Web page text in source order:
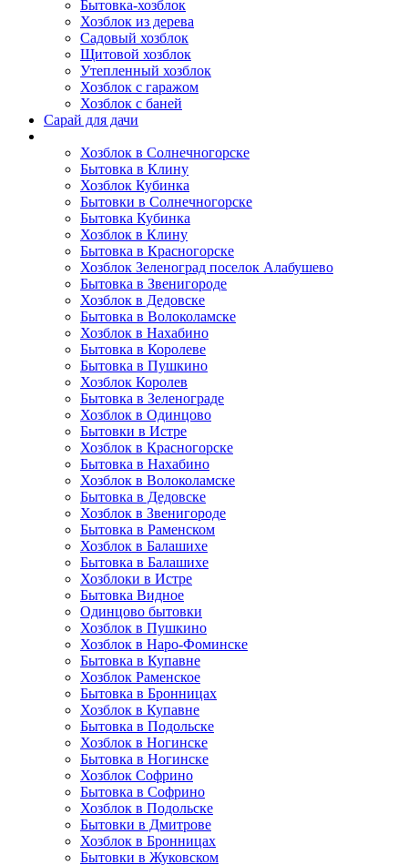
Бытовка-хозблок
Хозблок из дерева
Садовый хозблок
Щитовой хозблок
Утепленный хозблок
Хозблок с гаражом
Хозблок с баней
Сарай для дачи
Хозблок в Солнечногорске
Бытовка в Клину
Хозблок Кубинка
Бытовки в Солнечногорске
Бытовка Кубинка
Хозблок в Клину
Бытовка в Красногорске
Хозблок Зеленоград поселок Алабушево
Бытовка в Звенигороде
Хозблок в Дедовске
Бытовка в Волоколамске
Хозблок в Нахабино
Бытовка в Королеве
Бытовкa в Пушкино
Хозблок Королев
Бытовка в Зеленограде
Хозблок в Одинцово
Бытовки в Истре
Хозблок в Красногорске
Бытовка в Нахабино
Хозблок в Волоколамске
Бытовкa в Дедовске
Хозблок в Звенигороде
Бытовка в Раменском
Хозблок в Балашихе
Бытовкa в Балашихе
Хозблоки в Истре
Бытовка Видное
Одинцово бытовки
Хозблок в Пушкино
Хозблок в Наро-Фоминске
Бытовка в Купавне
Хозблок Раменское
Бытовка в Бронницах
Хозблок в Купавне
Бытовка в Подольске
Хозблок в Ногинске
Бытовка в Ногинске
Хозблок Софрино
Бытовка в Софрино
Хозблок в Подольске
Бытовки в Дмитрове
Хозблок в Бронницах
Бытовки в Жуковском